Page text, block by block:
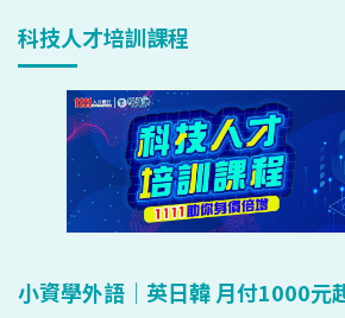
科技人才培訓課程
小資學外語｜英日韓 月付1000元